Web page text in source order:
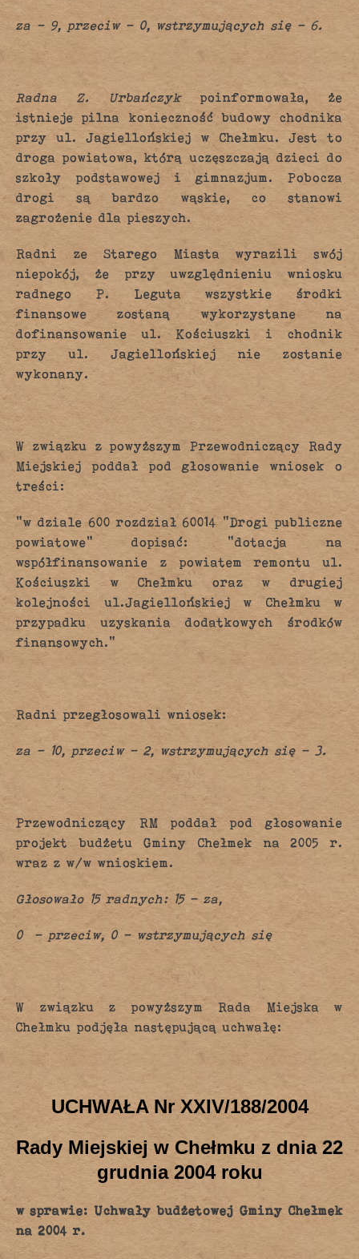
za – 9, przeciw – 0, wstrzymujących się – 6.
Radna Z. Urbańczyk poinformowała, że
istnieje pilna konieczność budowy chodnika
przy ul. Jagiellońskiej w Chełmku. Jest to
droga powiatowa, którą uczęszczają dzieci do
szkoły podstawowej i gimnazjum. Pobocza
drogi są bardzo wąskie, co stanowi
zagrożenie dla pieszych.
Radni ze Starego Miasta wyrazili swój
niepokój, że przy uwzględnieniu wniosku
radnego P. Leguta wszystkie środki
finansowe zostaną wykorzystane na
dofinansowanie ul. Kościuszki i chodnik
przy ul. Jagiellońskiej nie zostanie
wykonany.
W związku z powyższym Przewodniczący Rady
Miejskiej poddał pod głosowanie wniosek o
treści:
“w dziale 600 rozdział 60014 “Drogi publiczne
powiatowe” dopisać: “dotacja na
współfinansowanie z powiatem remontu ul.
Kościuszki w Chełmku oraz w drugiej
kolejności ul.Jagiellońskiej w Chełmku w
przypadku uzyskania dodatkowych środków
finansowych.”
Radni przegłosowali wniosek:
za – 10, przeciw – 2, wstrzymujących się – 3.
Przewodniczący RM poddał pod głosowanie
projekt budżetu Gminy Chełmek na 2005 r.
wraz z w/w wnioskiem.
Głosowało 15 radnych: 15 – za,
0 – przeciw, 0 – wstrzymujących się
W związku z powyższym Rada Miejska w
Chełmku podjęła następującą uchwałę:
UCHWAŁA Nr XXIV/188/2004
Rady Miejskiej w Chełmku z dnia 22
grudnia 2004 roku
w sprawie: Uchwały budżetowej Gminy Chełmek
na 2004 r.